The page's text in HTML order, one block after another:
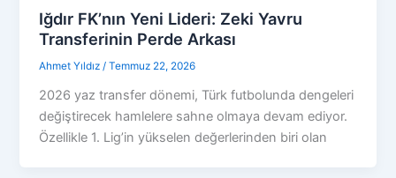
Iğdır FK’nın Yeni Lideri: Zeki Yavru
Transferinin Perde Arkası
Ahmet Yıldız/Temmuz 22, 2026
2026 yaz transfer dönemi, Türk futbolunda dengeleri
değiştirecek hamlelere sahne olmaya devam ediyor.
Özellikle 1. Lig’in yükselen değerlerinden biri olan